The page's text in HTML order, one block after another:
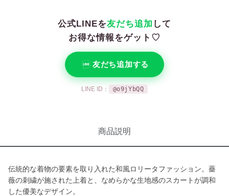
公式LINEを友だち追加 して
お得な情報をゲット♡
友だち追加する
LINE ID： @o9jYbQQ
商品説明
伝統的な着物の要素を取り入れた和風ロリータファッション。薔
薇の刺繍が施された上着と、なめらかな生地感のスカートが調和
した優美なデザイン。